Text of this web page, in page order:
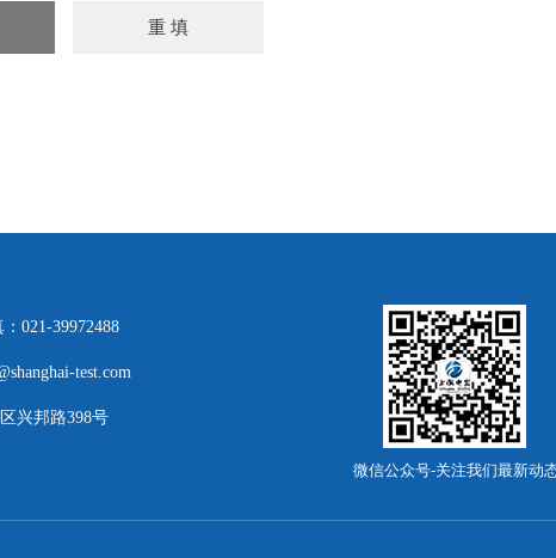
021-39972488
test.com
兴邦路398号
微信公众号-关注我们最新动